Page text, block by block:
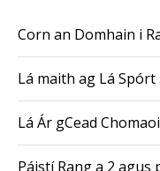
Corn an Domhain i
Lá maith ag Lá
Lá Ár gCead
Páistí Rang a 2 agus